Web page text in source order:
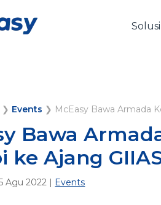
Solusi
❯ Events ❯ McEasy Bawa Armada
Bawa
ke Ajang
Agu 2022 | Events